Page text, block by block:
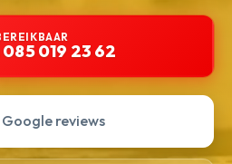
085 019 23 62
Google reviews